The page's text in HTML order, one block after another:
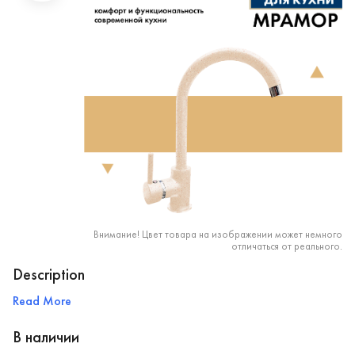
Внимание! Цвет товара на изображении может немного
отличаться от реального.
Description
Read More
В наличии